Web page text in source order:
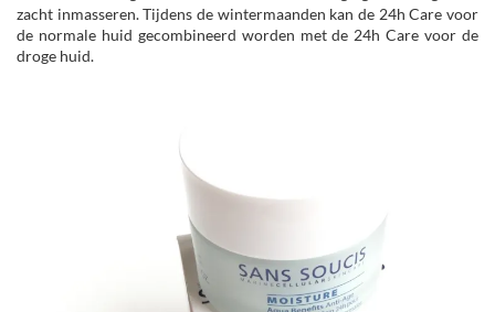
zacht inmasseren. Tijdens de wintermaanden kan de 24h Care voor
de normale huid gecombineerd worden met de 24h Care voor de
droge huid.